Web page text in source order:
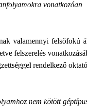
vonatkozóan
valamennyi felsőfokú
felszerelés
rendelkező
nem kötött